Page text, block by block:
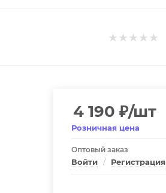
4 190 ₽/шт
Розничная цена
Оптовый заказ
Войти / Регистрация